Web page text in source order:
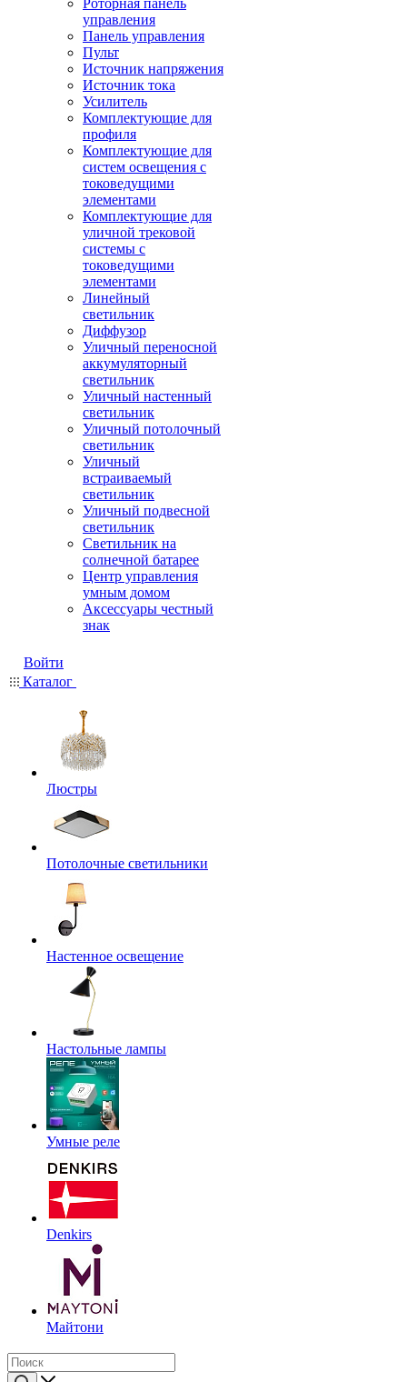
Роторная панель
управления
Панель управления
Пульт
Источник напряжения
Источник тока
Усилитель
Комплектующие для
профиля
Комплектующие для
систем освещения с
токоведущими
элементами
Комплектующие для
уличной трековой
системы с
токоведущими
элементами
Линейный
светильник
Диффузор
Уличный переносной
аккумуляторный
светильник
Уличный настенный
светильник
Уличный потолочный
светильник
Уличный
встраиваемый
светильник
Уличный подвесной
светильник
Светильник на
солнечной батарее
Центр управления
умным домом
Аксессуары честный
знак
Войти
Каталог
Люстры
Потолочные светильники
Настенное освещение
Настольные лампы
Умные реле
Denkirs
Майтони